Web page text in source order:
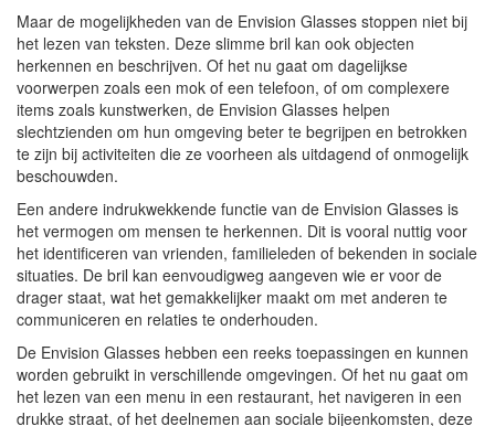
Maar de mogelijkheden van de Envision Glasses stoppen niet bij
het lezen van teksten. Deze slimme bril kan ook objecten
herkennen en beschrijven. Of het nu gaat om dagelijkse
voorwerpen zoals een mok of een telefoon, of om complexere
items zoals kunstwerken, de Envision Glasses helpen
slechtzienden om hun omgeving beter te begrijpen en betrokken
te zijn bij activiteiten die ze voorheen als uitdagend of onmogelijk
beschouwden.
Een andere indrukwekkende functie van de Envision Glasses is
het vermogen om mensen te herkennen. Dit is vooral nuttig voor
het identificeren van vrienden, familieleden of bekenden in sociale
situaties. De bril kan eenvoudigweg aangeven wie er voor de
drager staat, wat het gemakkelijker maakt om met anderen te
communiceren en relaties te onderhouden.
De Envision Glasses hebben een reeks toepassingen en kunnen
worden gebruikt in verschillende omgevingen. Of het nu gaat om
het lezen van een menu in een restaurant, het navigeren in een
drukke straat, of het deelnemen aan sociale bijeenkomsten, deze